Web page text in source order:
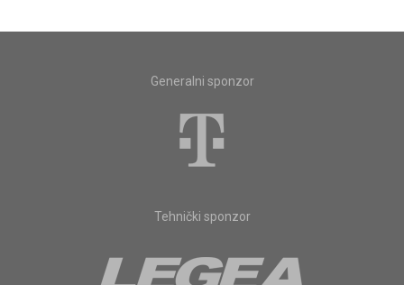
Generalni sponzor
Tehnički sponzor